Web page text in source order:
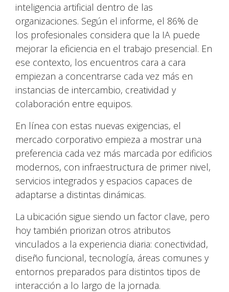
inteligencia artificial dentro de las
organizaciones. Según el informe, el 86% de
los profesionales considera que la IA puede
mejorar la eficiencia en el trabajo presencial. En
ese contexto, los encuentros cara a cara
empiezan a concentrarse cada vez más en
instancias de intercambio, creatividad y
colaboración entre equipos.
En línea con estas nuevas exigencias, el
mercado corporativo empieza a mostrar una
preferencia cada vez más marcada por edificios
modernos, con infraestructura de primer nivel,
servicios integrados y espacios capaces de
adaptarse a distintas dinámicas.
La ubicación sigue siendo un factor clave, pero
hoy también priorizan otros atributos
vinculados a la experiencia diaria: conectividad,
diseño funcional, tecnología, áreas comunes y
entornos preparados para distintos tipos de
interacción a lo largo de la jornada.